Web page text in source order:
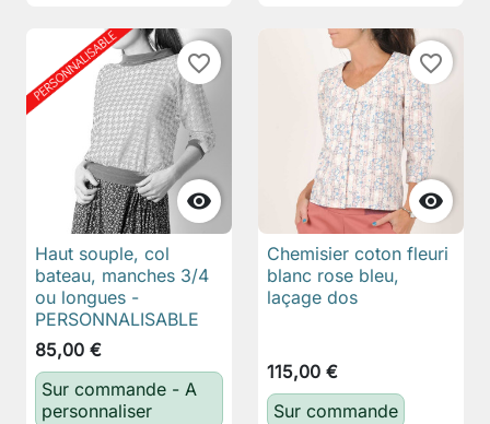

favorite_border
Haut souple, col
bateau, manches 3/4
ou longues -
PERSONNALISABLE
85,00 €
Sur commande - A
personnaliser

favorite_border
Chemisier coton fleuri
blanc rose bleu,
laçage dos
115,00 €
Sur commande